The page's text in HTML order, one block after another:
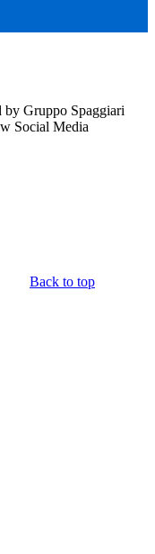
by Gruppo Spaggiari
Social Media
Back to top